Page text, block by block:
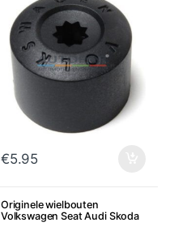
€5.95
Originele wielbouten
Volkswagen Seat Audi Skoda